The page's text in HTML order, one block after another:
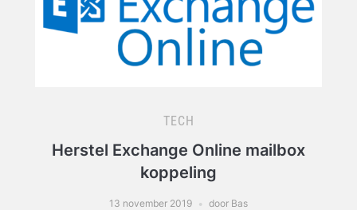
TECH
Herstel Exchange Online mailbox
koppeling
13 november 2019 door Bas